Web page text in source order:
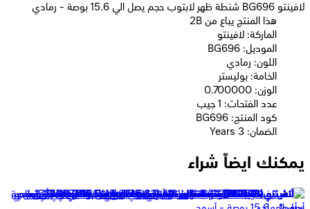
لافينتو BG696 شنطة ظهر لابتوب حجم يصل الي 15.6 بوصة - رمادي
2B هذا المنتج يباع من
الماركة: لافينتو
الموديل: BG696
اللون: رمادي
الخامة: بوليستر
الوزن: 0.700000
عدد الفتحات: 1 جيب
كود المنتج: BG696
الضمان: 3 Years
يمكنك ايضاً شراء
لافينتو (BG924) شنطة ظهر تصل الي 15.6بوصة - رمادي * ازرق